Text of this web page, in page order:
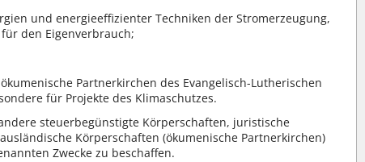
und energieeffizienter Techniken der Stromerzeugung,
den Eigenverbrauch;
Partnerkirchen des Evangelisch-Lutherischen
für Projekte des Klimaschutzes.
steuerbegünstigte Körperschaften, juristische
Körperschaften (ökumenische Partnerkirchen)
Zwecke zu beschaffen.